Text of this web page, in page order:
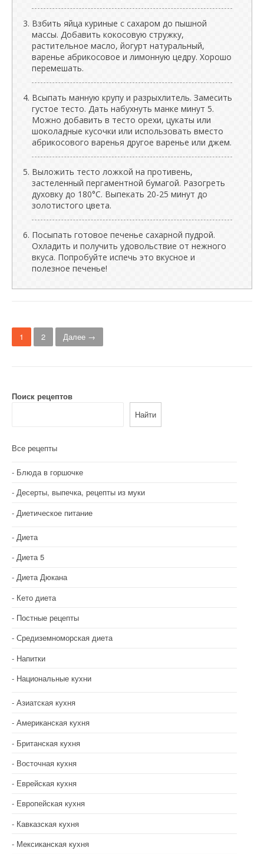
Взбить яйца куриные с сахаром до пышной
массы. Добавить кокосовую стружку,
растительное масло, йогурт натуральный,
варенье абрикосовое и лимонную цедру. Хорошо
перемешать.
Всыпать манную крупу и разрыхлитель. Замесить
густое тесто. Дать набухнуть манке минут 5.
Можно добавить в тесто орехи, цукаты или
шоколадные кусочки или использовать вместо
абрикосового варенья другое варенье или джем.
Выложить тесто ложкой на противень,
застеленный пергаментной бумагой. Разогреть
духовку до 180°C. Выпекать 20-25 минут до
золотистого цвета.
Посыпать готовое печенье сахарной пудрой.
Охладить и получить удовольствие от нежного
вкуса. Попробуйте испечь это вкусное и
полезное печенье!
Н
а
и
ц
и
я
п
о
з
а
п
и
с
я
1 2 Далее →
Поиск рецептов
Найти
Все рецепты
Блюда в горшочке
Десерты, выпечка, рецепты из муки
Диетическое питание
Диета
Диета 5
Диета Дюкана
Кето диета
Постные рецепты
Средиземноморская диета
Напитки
Национальные кухни
Азиатская кухня
Американская кухня
Британская кухня
Восточная кухня
Еврейская кухня
Европейская кухня
Кавказская кухня
Мексиканская кухня